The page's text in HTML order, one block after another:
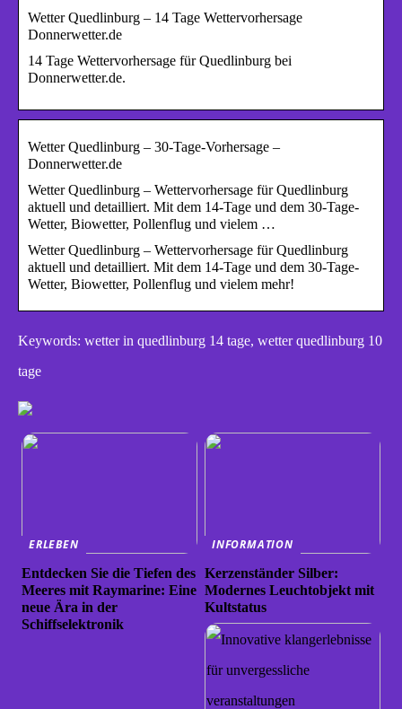
Wetter Quedlinburg – 14 Tage Wettervorhersage
Donnerwetter.de
14 Tage Wettervorhersage für Quedlinburg bei
Donnerwetter.de.
Wetter Quedlinburg – 30-Tage-Vorhersage –
Donnerwetter.de
Wetter Quedlinburg – Wettervorhersage für Quedlinburg
aktuell und detailliert. Mit dem 14-Tage und dem 30-Tage-
Wetter, Biowetter, Pollenflug und vielem …
Wetter Quedlinburg – Wettervorhersage für Quedlinburg
aktuell und detailliert. Mit dem 14-Tage und dem 30-Tage-
Wetter, Biowetter, Pollenflug und vielem mehr!
Keywords: wetter in quedlinburg 14 tage, wetter quedlinburg 10
tage
ERLEBEN
Entdecken Sie die Tiefen des
Meeres mit Raymarine: Eine
neue Ära in der
Schiffselektronik
INFORMATION
Kerzenständer Silber:
Modernes Leuchtobjekt mit
Kultstatus